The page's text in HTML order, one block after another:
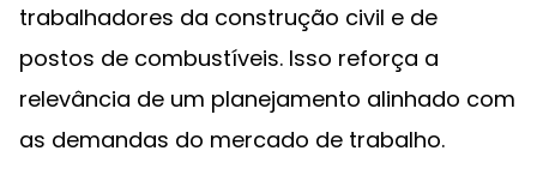
trabalhadores da construção civil e de
postos de combustíveis. Isso reforça a
relevância de um planejamento alinhado com
as demandas do mercado de trabalho.